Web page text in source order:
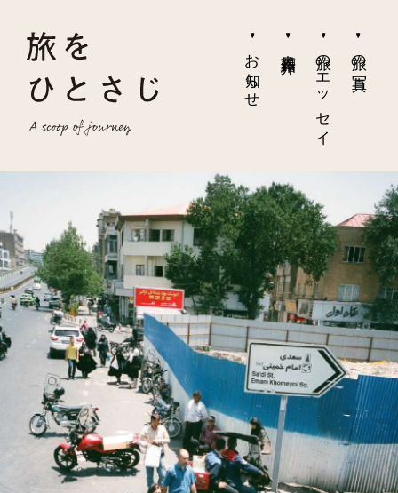
お知らせ 旅のエッセイ 旅の写真
お知らせ 旅のエッセイ
書籍のご注文
書店の方へ